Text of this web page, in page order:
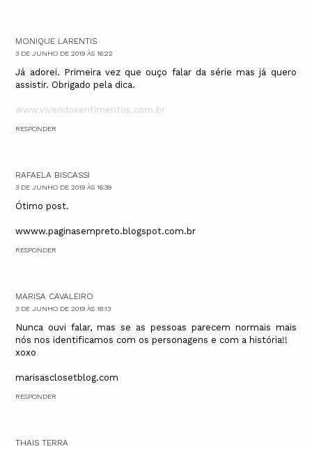
MONIQUE LARENTIS
3 DE JUNHO DE 2019 ÀS 16:22
Já adorei. Primeira vez que ouço falar da série mas já quero
assistir. Obrigado pela dica.
www.vivendosentimentos.com.br
RESPONDER
RAFAELA BISCASSI
3 DE JUNHO DE 2019 ÀS 16:39
Ótimo post.
wwww.paginasempreto.blogspot.com.br
RESPONDER
MARISA CAVALEIRO
3 DE JUNHO DE 2019 ÀS 18:13
Nunca ouvi falar, mas se as pessoas parecem normais mais
nós nos identificamos com os personagens e com a história!!
xoxo
marisasclosetblog.com
RESPONDER
THAIS TERRA